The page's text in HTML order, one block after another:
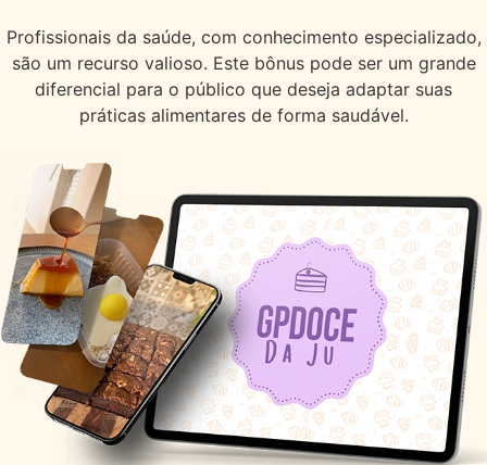
Profissionais da saúde, com conhecimento especializado,
são um recurso valioso. Este bônus pode ser um grande
diferencial para o público que deseja adaptar suas
práticas alimentares de forma saudável.